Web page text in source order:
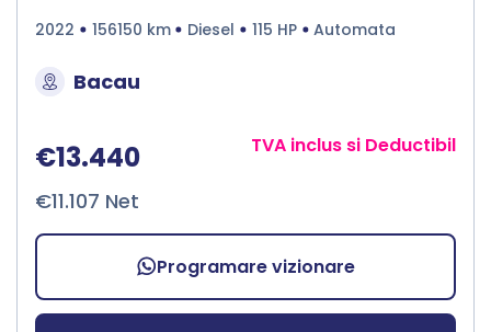
2022 156150 km Diesel 115 HP Automata
Bacau
€13.440
€11.107 Net
TVA inclus si Deductibil
Programare vizionare